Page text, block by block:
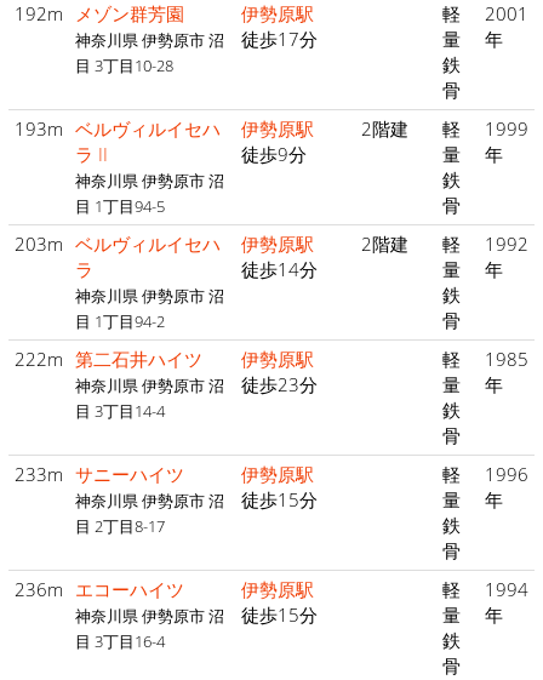
192m メゾン群芳園
神奈川県 伊勢原市 沼
目 3丁目10-28
伊勢原駅
徒歩17分
軽
量
鉄
骨
2001
年
193m ベルヴィルイセハ
ラ II
神奈川県 伊勢原市 沼
目 1丁目94-5
伊勢原駅
徒歩9分
2階建
軽
量
鉄
骨
1999
年
203m ベルヴィルイセハ
ラ
神奈川県 伊勢原市 沼
目 1丁目94-2
伊勢原駅
徒歩14分
2階建
軽
量
鉄
骨
1992
年
222m 第二石井ハイツ
神奈川県 伊勢原市 沼
目 3丁目14-4
伊勢原駅
徒歩23分
軽
量
鉄
骨
1985
年
233m サニーハイツ
神奈川県 伊勢原市 沼
目 2丁目8-17
伊勢原駅
徒歩15分
軽
量
鉄
骨
1996
年
236m エコーハイツ
神奈川県 伊勢原市 沼
目 3丁目16-4
伊勢原駅
徒歩15分
軽
量
鉄
骨
1994
年